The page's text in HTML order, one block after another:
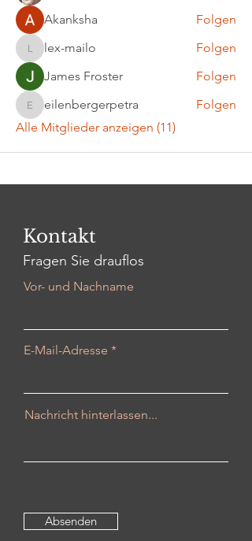
Akanksha
Folgen
lex-mailolex-mailo
Folgen
James Froster
Folgen
eilenbergerpetra
eilenbergerpetra
Folgen
Alle Mitglieder anzeigen (11)
Kontakt
Fragen Sie drauflos
Vor- und Nachname
E-Mail-Adresse
Nachricht hinterlassen...
Absenden